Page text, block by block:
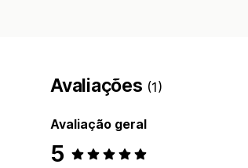
Avaliações (1)
Avaliação geral
5